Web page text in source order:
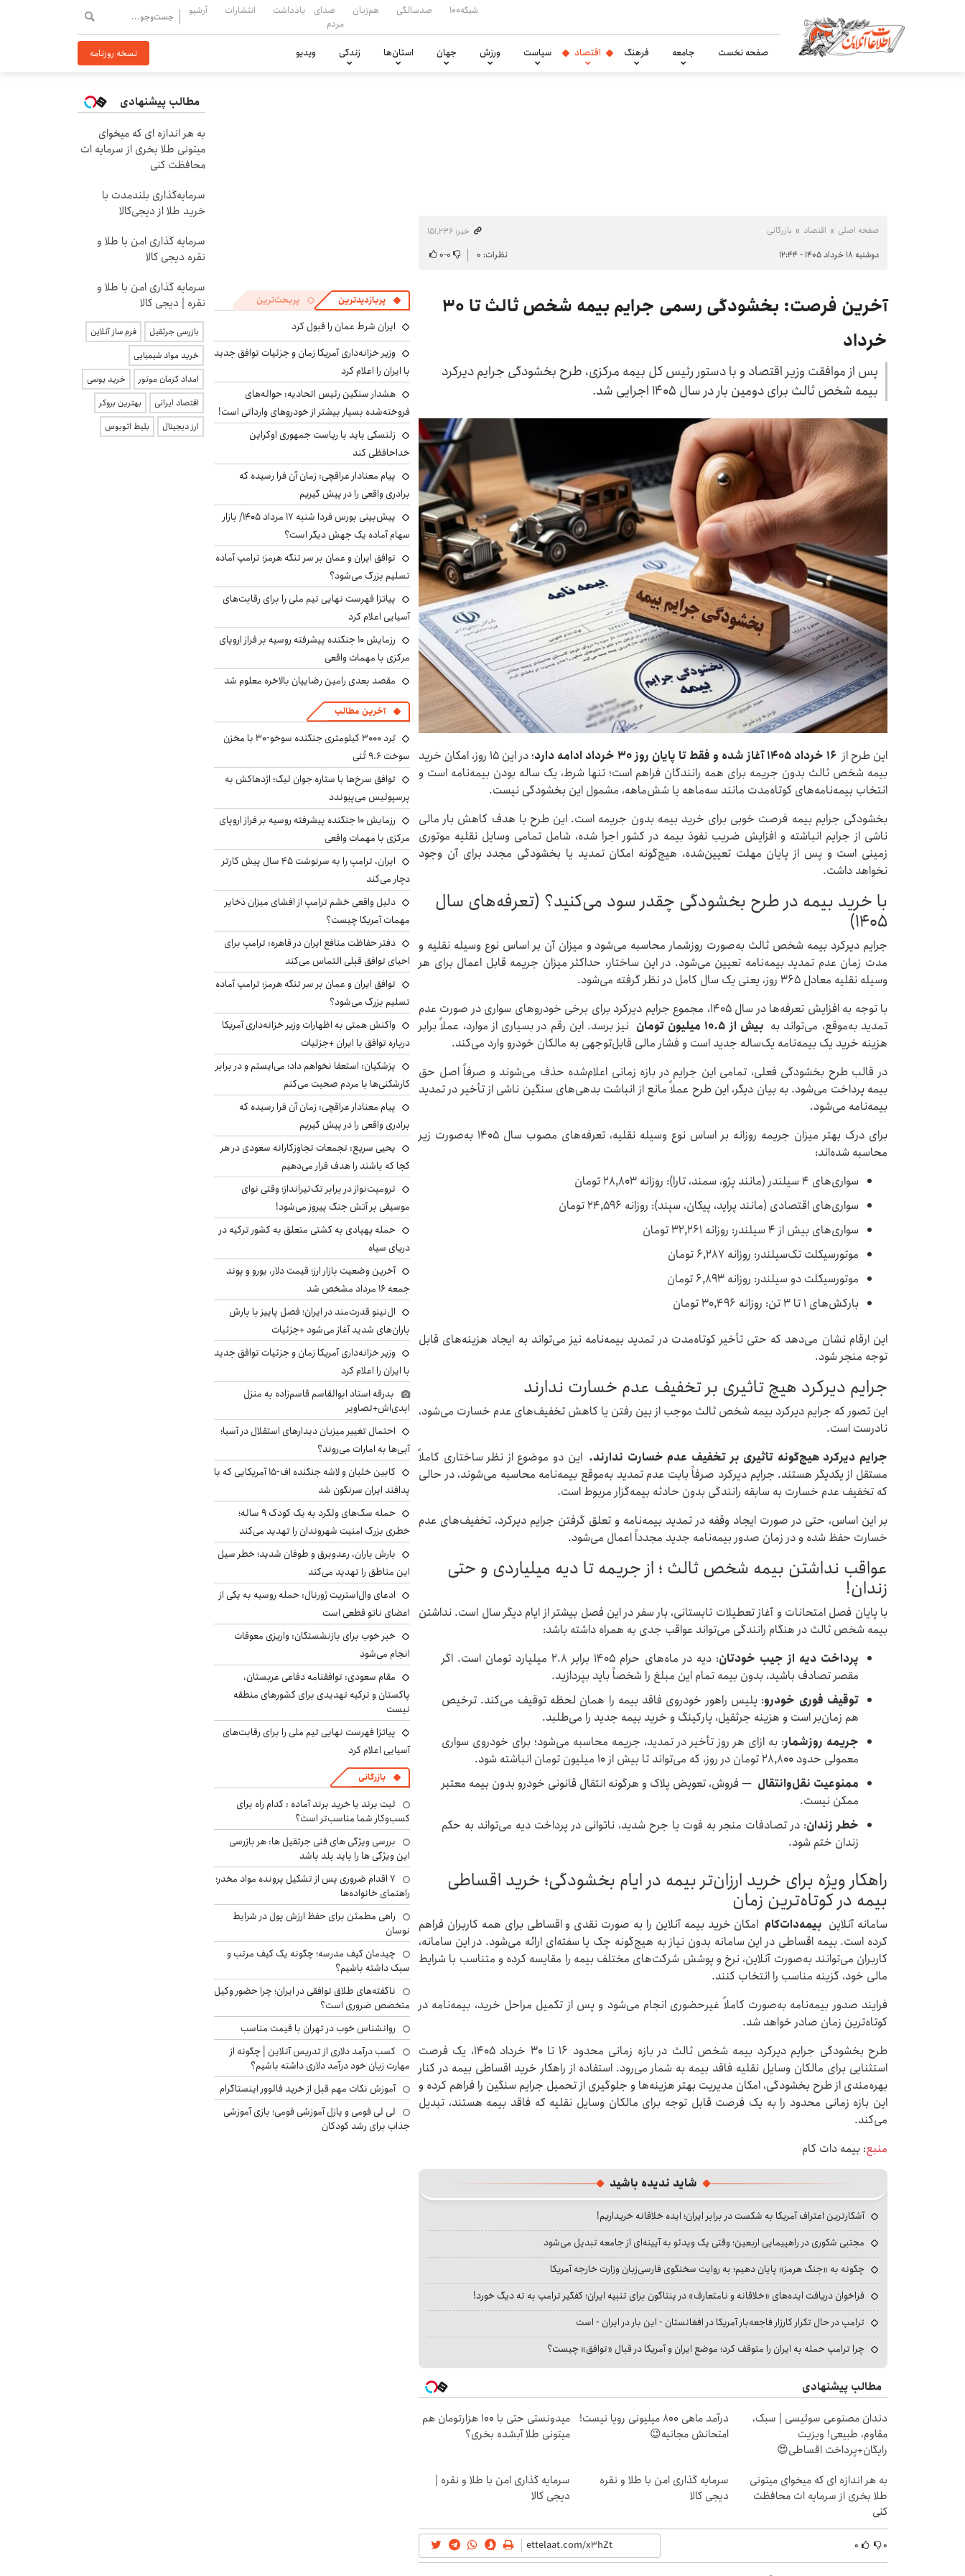
شبکه۱۰۰ صدسالگی هم‌زبان
صدای
مردم
یادداشت انتشارات آرشیو
صفحه نخست جامعه فرهنگ اقتصاد سیاست ورزش جهان استان‌ها زندگی ویدیو نسخه روزنامه
صفحه اصلی اقتصاد بازرگانی
خبر: ۱۵۱٬۲۳۶
دوشنبه ۱۸ خرداد ۱۴۰۵ - ۱۲:۴۴
نظرات: ۰ ۰-۰
آخرین فرصت: بخشودگی رسمی جرایم بیمه شخص ثالث تا ۳۰
خرداد
پس از موافقت وزیر اقتصاد و با دستور رئیس کل بیمه مرکزی، طرح بخشودگی جرایم دیرکرد
بیمه شخص ثالث برای دومین بار در سال 1405 اجرایی شد.
این طرح از ۱۶ خرداد ۱۴۰۵ آغاز شده و فقط تا پایان روز ۳۰ خرداد ادامه دارد
؛ در این 15 روز، امکان خرید
بیمه شخص ثالث بدون جریمه برای همه رانندگان فراهم است؛ تنها شرط، یک ساله بودن بیمه‌نامه است و
انتخاب بیمه‌نامه‌های کوتاه‌مدت مانند سه‌ماهه یا شش‌ماهه، مشمول این بخشودگی نیست.
بخشودگی جرایم بیمه فرصت خوبی برای خرید بیمه بدون جریمه است. این طرح با هدف کاهش بار مالی
ناشی از جرایم انباشته و افزایش ضریب نفوذ بیمه در کشور اجرا شده، شامل تمامی وسایل نقلیه موتوری
زمینی است و پس از پایان مهلت تعیین‌شده، هیچ‌گونه امکان تمدید یا بخشودگی مجدد برای آن وجود
نخواهد داشت.
با خرید بیمه در طرح بخشودگی چقدر سود می‌کنید؟ (تعرفه‌های سال
۱۴۰۵)
جرایم دیرکرد بیمه شخص ثالث به‌صورت روزشمار محاسبه می‌شود و میزان آن بر اساس نوع وسیله نقلیه و
مدت زمان عدم تمدید بیمه‌نامه تعیین می‌شود. در این ساختار، حداکثر میزان جریمه قابل اعمال برای هر
وسیله نقلیه معادل ۳۶۵ روز، یعنی یک سال کامل در نظر گرفته می‌شود.
با توجه به افزایش تعرفه‌ها در سال ۱۴۰۵، مجموع جرایم دیرکرد برای برخی خودروهای سواری در صورت عدم
تمدید به‌موقع، می‌تواند به بیش از ۱۰.۵ میلیون تومان
نیز برسد. این رقم در بسیاری از موارد، عملاً برابر
هزینه خرید یک بیمه‌نامه یک‌ساله جدید است و فشار مالی قابل‌توجهی به مالکان خودرو وارد می‌کند.
در قالب طرح بخشودگی فعلی، تمامی این جرایم در بازه زمانی اعلام‌شده حذف می‌شوند و صرفاً اصل حق
بیمه پرداخت می‌شود. به بیان دیگر، این طرح عملاً مانع از انباشت بدهی‌های سنگین ناشی از تأخیر در تمدید
بیمه‌نامه می‌شود.
برای درک بهتر میزان جریمه روزانه بر اساس نوع وسیله نقلیه، تعرفه‌های مصوب سال ۱۴۰۵ به‌صورت زیر
محاسبه شده‌اند:
سواری‌های ۴ سیلندر (مانند پژو، سمند، تارا): روزانه ۲۸,۸۰۳ تومان
سواری‌های اقتصادی (مانند پراید، پیکان، سپند): روزانه ۲۴,۵۹۶ تومان
سواری‌های بیش از ۴ سیلندر: روزانه ۳۲,۲۶۱ تومان
موتورسیکلت تک‌سیلندر: روزانه ۶,۲۸۷ تومان
موتورسیکلت دو سیلندر: روزانه ۶,۸۹۳ تومان
بارکش‌های ۱ تا ۳ تن: روزانه ۳۰,۴۹۶ تومان
این ارقام نشان می‌دهد که حتی تأخیر کوتاه‌مدت در تمدید بیمه‌نامه نیز می‌تواند به ایجاد هزینه‌های قابل
توجه منجر شود.
جرایم دیرکرد هیچ تاثیری بر تخفیف عدم خسارت ندارند
این تصور که جرایم دیرکرد بیمه شخص ثالث موجب از بین رفتن یا کاهش تخفیف‌های عدم خسارت می‌شود،
نادرست است.
جرایم دیرکرد هیچ‌گونه تأثیری بر تخفیف عدم خسارت ندارند. این دو موضوع از نظر ساختاری کاملاً
مستقل از یکدیگر هستند. جرایم دیرکرد صرفاً بابت عدم تمدید به‌موقع بیمه‌نامه محاسبه می‌شوند، در حالی
که تخفیف عدم خسارت به سابقه رانندگی بدون حادثه بیمه‌گزار مربوط است.
بر این اساس، حتی در صورت ایجاد وقفه در تمدید بیمه‌نامه و تعلق گرفتن جرایم دیرکرد، تخفیف‌های عدم
خسارت حفظ شده و در زمان صدور بیمه‌نامه جدید مجدداً اعمال می‌شود.
عواقب نداشتن بیمه شخص ثالث ؛ از جریمه تا دیه میلیاردی و حتی
زندان!
با پایان فصل امتحانات و آغاز تعطیلات تابستانی، بار سفر در این فصل بیشتر از ایام دیگر سال است. نداشتن
بیمه شخص ثالث در هنگام رانندگی می‌تواند عواقب جدی به همراه داشته باشد:
پرداخت دیه از جیب خودتان
: دیه در ماه‌های حرام 1405 برابر 2.8 میلیارد تومان است. اگر
مقصر تصادف باشید، بدون بیمه تمام این مبلغ را شخصاً باید بپردازید.
توقیف فوری خودرو: پلیس راهور خودروی فاقد بیمه را همان لحظه توقیف می‌کند. ترخیص
هم زمان‌بر است و هزینه جرثقیل، پارکینگ و خرید بیمه جدید را می‌طلبد.
جریمه روزشمار: به ازای هر روز تأخیر در تمدید، جریمه محاسبه می‌شود؛ برای خودروی سواری
معمولی حدود ۲۸,۸۰۰ تومان در روز، که می‌تواند تا بیش از ۱۰ میلیون تومان انباشته شود.
ممنوعیت نقل‌وانتقال — فروش، تعویض پلاک و هرگونه انتقال قانونی خودرو بدون بیمه معتبر
ممکن نیست.
خطر زندان: در تصادفات منجر به فوت یا جرح شدید، ناتوانی در پرداخت دیه می‌تواند به حکم
زندان ختم شود.
راهکار ویژه برای خرید ارزان‌تر بیمه در ایام بخشودگی؛ خرید اقساطی
بیمه در کوتاه‌ترین زمان
سامانه آنلاین بیمه‌دات‌کامامکان خرید بیمه آنلاین را به صورت نقدی و اقساطی برای همه کاربران فراهم
کرده است. بیمه اقساطی در این سامانه بدون نیاز به هیچ‌گونه چک یا سفته‌ای ارائه می‌شود. در این سامانه،
کاربران می‌توانند به‌صورت آنلاین، نرخ و پوشش شرکت‌های مختلف بیمه را مقایسه کرده و متناسب با شرایط
مالی خود، گزینه مناسب را انتخاب کنند.
فرایند صدور بیمه‌نامه به‌صورت کاملاً غیرحضوری انجام می‌شود و پس از تکمیل مراحل خرید، بیمه‌نامه در
کوتاه‌ترین زمان صادر خواهد شد.
طرح بخشودگی جرایم دیرکرد بیمه شخص ثالث در بازه زمانی محدود ۱۶ تا ۳۰ خرداد ۱۴۰۵، یک فرصت
استثنایی برای مالکان وسایل نقلیه فاقد بیمه به شمار می‌رود. استفاده از راهکار خرید اقساطی بیمه در کنار
بهره‌مندی از طرح بخشودگی، امکان مدیریت بهتر هزینه‌ها و جلوگیری از تحمیل جرایم سنگین را فراهم کرده و
این بازه زمانی محدود را به یک فرصت قابل توجه برای مالکان وسایل نقلیه که فاقد بیمه هستند، تبدیل
می‌کند.
منبع: بیمه دات کام
شاید ندیده باشید
آشکارترین اعتراف آمریکا به شکست در برابر ایران؛ ایده خلاقانه خریداریم!
مجتبی شکوری در راهپیمایی اربعین؛ وقتی یک ویدئو به آیینه‌ای از جامعه تبدیل می‌شود
چگونه به «جنگ هرمز» پایان دهیم؛ به روایت سخنگوی فارسی‌زبان وزارت خارجه آمریکا
فراخوان دریافت ایده‌های «خلاقانه و نامتعارف» در پنتاگون برای تنبیه ایران؛ کفگیر ترامپ به ته دیگ خورد!
ترامپ در حال تکرار کارزار فاجعه‌بار آمریکا در افغانستان - این بار در ایران - است
چرا ترامپ حمله به ایران را متوقف کرد؛ موضع ایران و آمریکا در قبال «توافق» چیست؟
مطالب پیشنهادی
دندان مصنوعی سوئیسی | سبک،
مقاوم، طبیعی! ویزیت
رایگان+پرداخت اقساطی😍
درآمد ماهی 800 میلیونی رویا نیست!
امتحانش مجانیه😉
میدونستی حتی با ۱۰۰ هزارتومان هم
میتونی طلا آبشده بخری؟
به هر اندازه ای که میخوای میتونی
طلا بخری از سرمایه ات محافظت
کنی
سرمایه گذاری امن با طلا و نقره
دیجی کالا
سرمایه گذاری امن با طلا و نقره |
دیجی کالا
۰ ۰
پربازدیدترین پربحث‌ترین
ایران شرط عمان را قبول کرد
وزیر خزانه‌داری آمریکا زمان و جزئیات توافق جدید
با ایران را اعلام کرد
هشدار سنگین رئیس اتحادیه: حواله‌های
فروخته‌شده بسیار بیشتر از خودروهای وارداتی است!
زلنسکی باید با ریاست جمهوری اوکراین
خداحافظی کند
پیام معنادار عراقچی: زمان آن فرا رسیده که
برادری واقعی را در پیش گیریم
پیش‌بینی بورس فردا شنبه ۱۷ مرداد ۱۴۰۵/ بازار
سهام آماده یک جهش دیگر است؟
توافق ایران و عمان بر سر تنگه هرمز؛ ترامپ آماده
تسلیم بزرگ می‌شود؟
پیاتزا فهرست نهایی تیم ملی را برای رقابت‌های
آسیایی اعلام کرد
رزمایش ۱۰ جنگنده پیشرفته روسیه بر فراز اروپای
مرکزی با مهمات واقعی
مقصد بعدی رامین رضاییان بالاخره معلوم شد
آخرین مطالب
بُرد ۳۰۰۰ کیلومتری جنگنده سوخو-۳۰ با مخزن
سوخت ۹.۶ تُنی
توافق سرخ‌ها با ستاره جوان لیگ؛ اژدهاکش به
پرسپولیس می‌پیوندد
رزمایش ۱۰ جنگنده پیشرفته روسیه بر فراز اروپای
مرکزی با مهمات واقعی
ایران، ترامپ را به سرنوشت ۴۵ سال پیش کارتر
دچار می‌کند
دلیل واقعی خشم ترامپ از افشای میزان ذخایر
مهمات آمریکا چیست؟
دفتر حفاظت منافع ایران در قاهره: ترامپ برای
احیای توافق قبلی التماس می‌کند
توافق ایران و عمان بر سر تنگه هرمز؛ ترامپ آماده
تسلیم بزرگ می‌شود؟
واکنش همتی به اظهارات وزیر خزانه‌داری آمریکا
درباره توافق با ایران +جزئیات
پزشکیان: استعفا نخواهم داد؛ می‌ایستم و در برابر
کارشکنی‌ها با مردم صحبت می‌کنم
پیام معنادار عراقچی: زمان آن فرا رسیده که
برادری واقعی را در پیش گیریم
یحیی سریع: تجمعات تجاوزکارانه سعودی در هر
کجا که باشند را هدف قرار می‌دهیم
ترومپت‌نواز در برابر تک‌تیرانداز؛ وقتی نوای
موسیقی بر آتش جنگ پیروز می‌شود!
حمله پهپادی به کشتی متعلق به کشور ترکیه در
دریای سیاه
آخرین وضعیت بازار ارز؛ قیمت دلار، یورو و پوند
جمعه ۱۶ مرداد مشخص شد
ال‌نینو قدرت‌مند در ایران؛ فصل پاییز با بارش
باران‌های شدید آغاز می‌شود +جزئیات
وزیر خزانه‌داری آمریکا زمان و جزئیات توافق جدید
با ایران را اعلام کرد
بدرقه استاد ابوالقاسم قاسم‌زاده به منزل
ابدی‌اش+تصاویر
احتمال تغییر میزبان دیدارهای استقلال در آسیا؛
آبی‌ها به امارات می‌روند؟
کابین خلبان و لاشه جنگنده اف-۱۵ آمریکایی که با
پدافند ایران سرنگون شد
حمله سگ‌های ولگرد به یک کودک ۹ ساله؛
خطری بزرگ امنیت شهروندان را تهدید می‌کند
بارش باران، رعدوبرق و طوفان شدید؛ خطر سیل
این مناطق را تهدید می‌کند
ادعای وال‌استریت ژورنال: حمله روسیه به یکی از
اعضای ناتو قطعی است
خبر خوب برای بازنشستگان: واریزی معوقات
انجام می‌شود
مقام سعودی: توافقنامه دفاعی عربستان،
پاکستان و ترکیه تهدیدی برای کشورهای منطقه
نیست
پیاتزا فهرست نهایی تیم ملی را برای رقابت‌های
آسیایی اعلام کرد
بازرگانی
ثبت برند یا خرید برند آماده : کدام راه برای
کسب‌وکار شما مناسب‌تر است؟
بررسی ویژگی های فنی جرثقیل ها: هر بازرسی
این ویژگی ها را باید بلد باشد
۷ اقدام ضروری پس از تشکیل پرونده مواد مخدر؛
راهنمای خانواده‌ها
راهی مطمئن برای حفظ ارزش پول در شرایط
نوسان
چیدمان کیف مدرسه؛ چگونه یک کیف مرتب و
سبک داشته باشیم؟
ناگفته‌های طلاق توافقی در ایران؛ چرا حضور وکیل
متخصص ضروری است؟
روانشناس خوب در تهران با قیمت مناسب
کسب درآمد دلاری از تدریس آنلاین | چگونه از
مهارت زبان خود درآمد دلاری داشته باشیم؟
آموزش نکات مهم قبل از خرید فالوور اینستاگرام
لی لی فومی و پازل آموزشی فومی؛ بازی آموزشی
جذاب برای رشد کودکان
مطالب پیشنهادی
به هر اندازه ای که میخوای
میتونی طلا بخری از سرمایه ات
محافظت کنی
سرمایه‌گذاری بلندمدت با
خرید طلا از دیجی‌کالا
سرمایه گذاری امن با طلا و
نقره دیجی کالا
سرمایه گذاری امن با طلا و
نقره | دیجی کالا
بازرسی جرثقیل
فرم ساز آنلاین
خرید مواد شیمیایی
امداد کرمان موتور
خرید یوسی
اقتصاد ایرانی
بهترین بروکر
ارز دیجیتال
بلیط اتوبوس